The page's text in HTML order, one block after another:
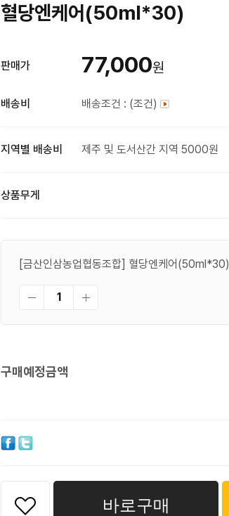
혈당엔케어(50ml*30)
판매가 77,000원
배송비 배송조건 : (조건)
지역별 배송비 제주 및 도서산간 지역 5000원
상품무게
[금산인삼농업협동조합] 혈당엔케어(50ml*30)
구매예정금액
바로구매